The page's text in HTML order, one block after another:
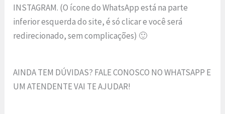
INSTAGRAM. (O ícone do WhatsApp está na parte
inferior esquerda do site, é só clicar e você será
redirecionado, sem complicações) 🙂
AINDA TEM DÚVIDAS? FALE CONOSCO NO WHATSAPP E
UM ATENDENTE VAI TE AJUDAR!